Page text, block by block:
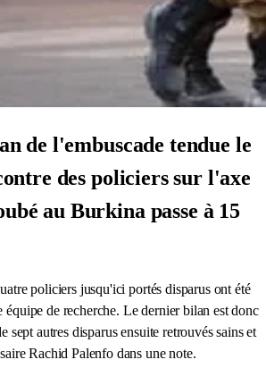
de l'embuscade tendue le
des policiers sur l'axe
au Burkina passe à 15
policiers jusqu'ici portés disparus ont été
équipe de recherche. Le dernier bilan est donc
sept autres disparus ensuite retrouvés sains et
Rachid Palenfo dans une note.